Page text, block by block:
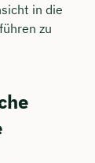
in die
zu